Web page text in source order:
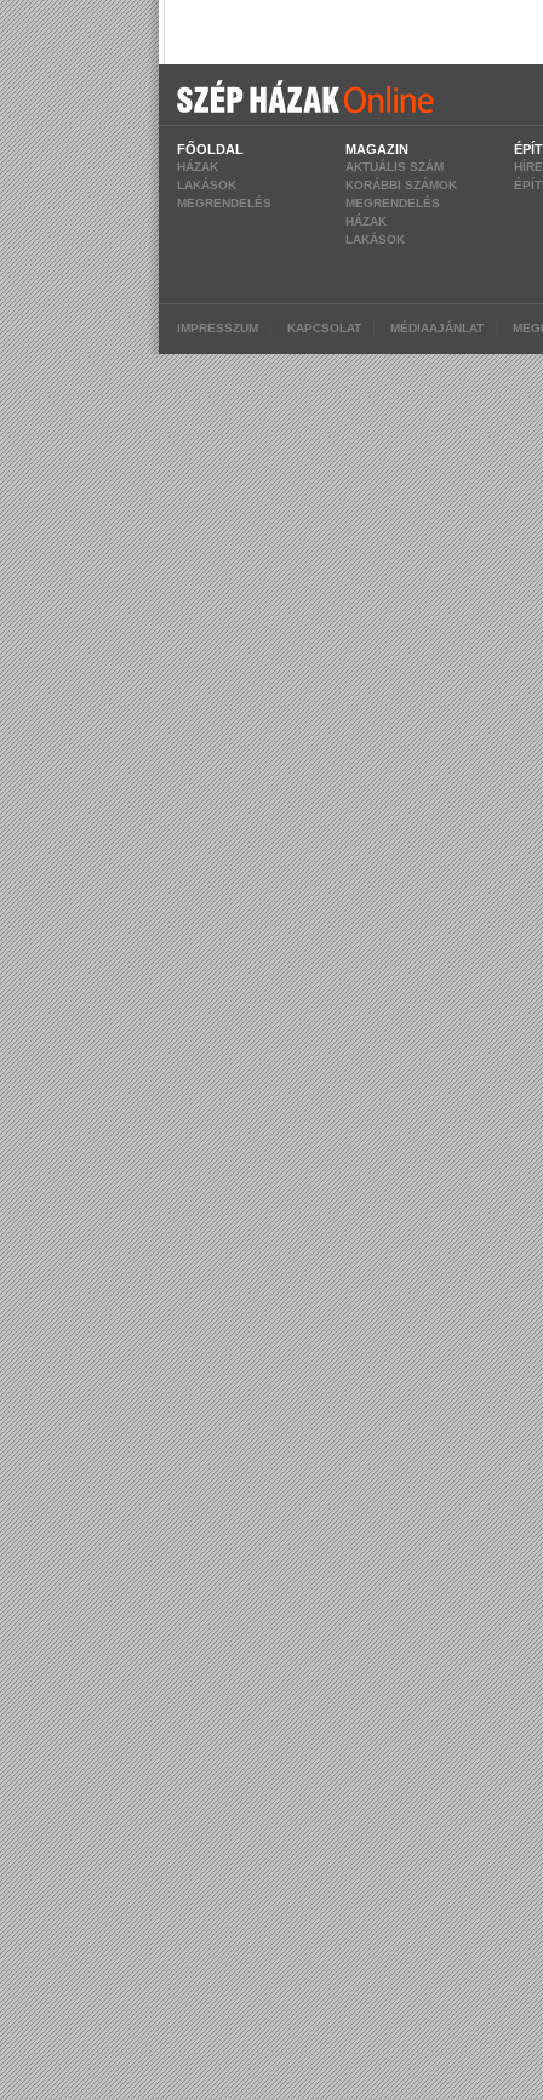
FŐOLDAL
HÁZAK
LAKÁSOK
MEGRENDELÉS
MAGAZIN
AKTUÁLIS SZÁM
KORÁBBI SZÁMOK
MEGRENDELÉS
HÁZAK
LAKÁSOK
IMPRESSZUM KAPCSOLAT MÉDIAAJÁNLAT